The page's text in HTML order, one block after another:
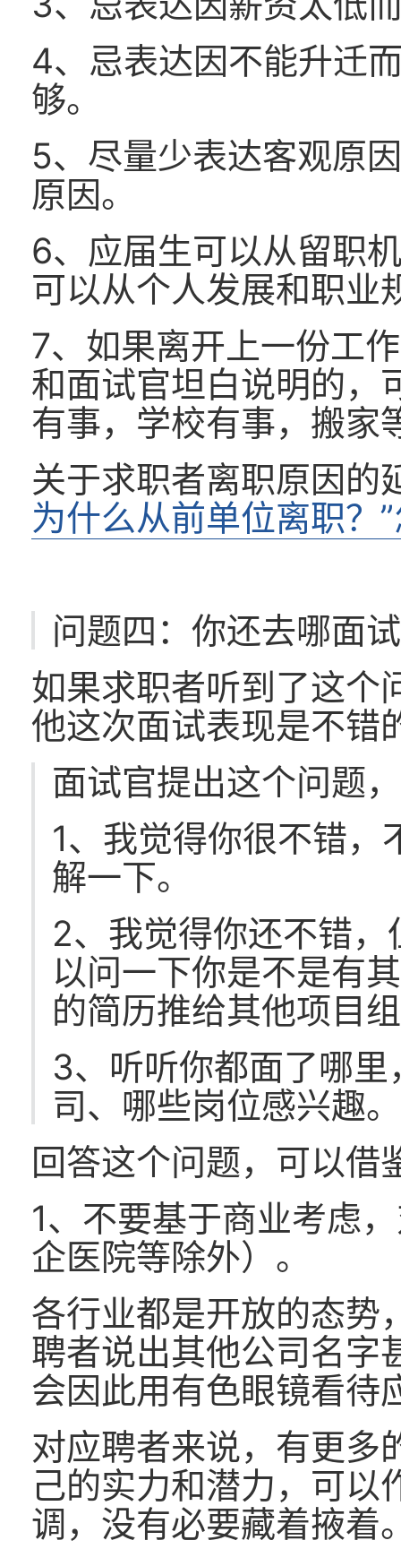
4、忌表达因不能升迁
够。
5、尽量少表达客观原
原因。
6、应届生可以从留职
可以从个人发展和职业
7、如果离开上一份工
和面试官坦白说明的，
有事，学校有事，搬家
关于求职者离职原因的
为什么从前单位离职？
问题四：你还去哪面
如果求职者听到了这个
他这次面试表现是不错
面试官提出这个问题
1、我觉得你很不错
解一下。
2、我觉得你还不错
以问一下你是不是有
的简历推给其他项目
3、听听你都面了哪
司、哪些岗位感兴趣
回答这个问题，可以借
1、不要基于商业考虑
企医院等除外）。
各行业都是开放的态势
聘者说出其他公司名字
会因此用有色眼镜看待
对应聘者来说，有更多
己的实力和潜力，可以
调，没有必要藏着掖着